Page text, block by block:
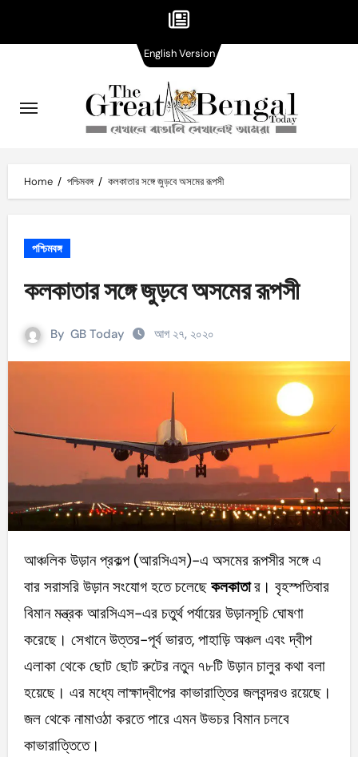
content
Home পশ্চিমবঙ্গ কলকাতার সঙ্গে জুড়বে অসমের রূপসী
পশ্চিমবঙ্গ
কলকাতার সঙ্গে জুড়বে অসমের রূপসী
By GB Today আগ ২৭, ২০২০
আঞ্চলিক উড়ান প্রকল্প (আরসিএস)-এ অসমের রূপসীর সঙ্গে এ
বার সরাসরি উড়ান সংযোগ হতে চলেছে কলকাতার। বৃহস্পতিবার
বিমান মন্ত্রক আরসিএস-এর চতুর্থ পর্যায়ের উড়ানসূচি ঘোষণা
করেছে। সেখানে উত্তর-পূর্ব ভারত, পাহাড়ি অঞ্চল এবং দ্বীপ
এলাকা থেকে ছোট ছোট রুটের নতুন ৭৮টি উড়ান চালুর কথা বলা
হয়েছে। এর মধ্যে লাক্ষাদ্বীপের কাভারাত্তির জলবন্দরও রয়েছে।
জল থেকে নামাওঠা করতে পারে এমন উভচর বিমান চলবে
কাভারাত্তিতে।
English VersionVersion